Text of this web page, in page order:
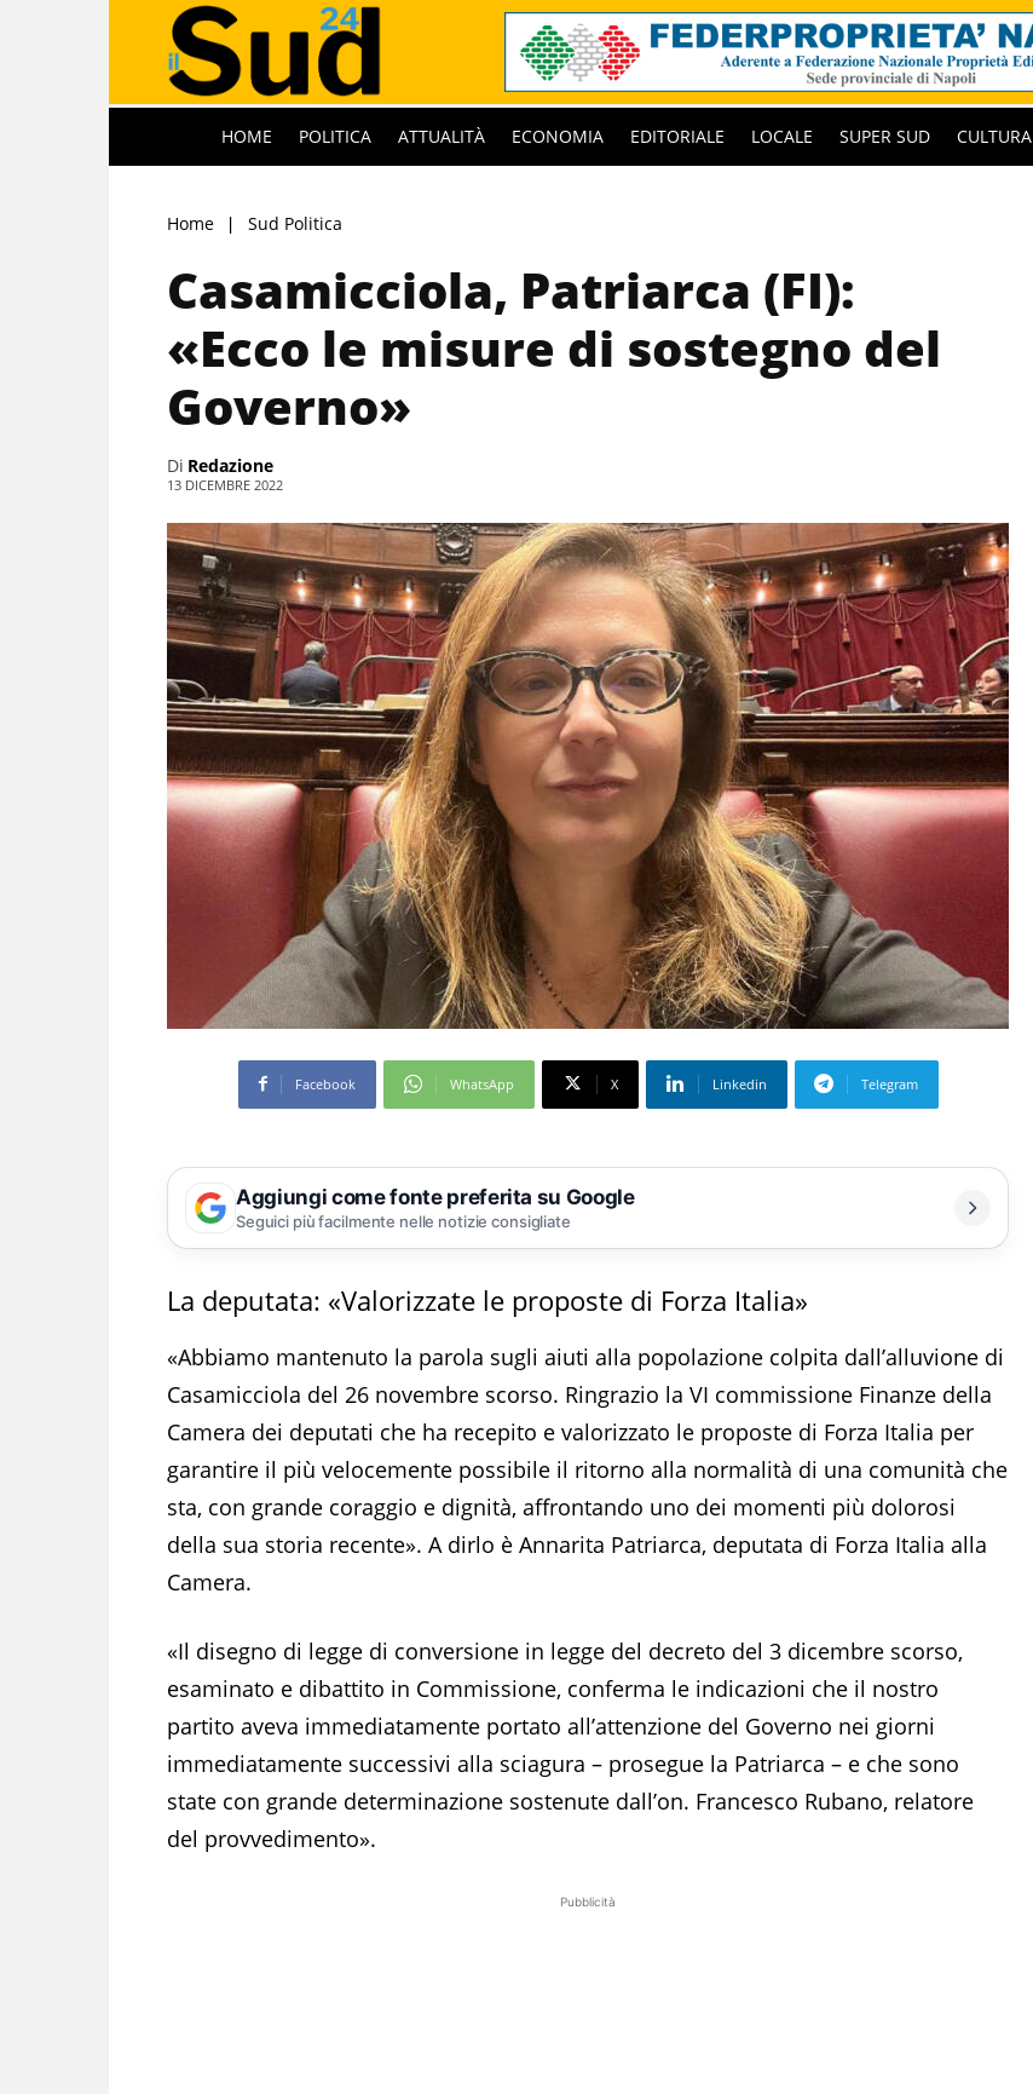
HOME POLITICA ATTUALITÀ ECONOMIA EDITORIALE LOCALE SUPER SUD CULTURA
Home Sud Politica
Casamicciola, Patriarca (FI):
«Ecco le misure di sostegno del
Governo»
Di Redazione
13 DICEMBRE 2022
Facebook WhatsApp X Linkedin Telegram
Aggiungi come fonte preferita su Google
Seguici più facilmente nelle notizie consigliate
La deputata: «Valorizzate le proposte di Forza Italia»
«Abbiamo mantenuto la parola sugli aiuti alla popolazione colpita dall’alluvione di
Casamicciola del 26 novembre scorso. Ringrazio la VI commissione Finanze della
Camera dei deputati che ha recepito e valorizzato le proposte di Forza Italia per
garantire il più velocemente possibile il ritorno alla normalità di una comunità che
sta, con grande coraggio e dignità, affrontando uno dei momenti più dolorosi
della sua storia recente». A dirlo è Annarita Patriarca, deputata di Forza Italia alla
Camera.
«Il disegno di legge di conversione in legge del decreto del 3 dicembre scorso,
esaminato e dibattito in Commissione, conferma le indicazioni che il nostro
partito aveva immediatamente portato all’attenzione del Governo nei giorni
immediatamente successivi alla sciagura – prosegue la Patriarca – e che sono
state con grande determinazione sostenute dall’on. Francesco Rubano, relatore
del provvedimento».
Pubblicità